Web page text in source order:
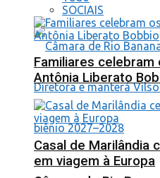
SOCIAIS
Familiares
Antônia Liberato
Casal de Marilândia
em viagem à Europa